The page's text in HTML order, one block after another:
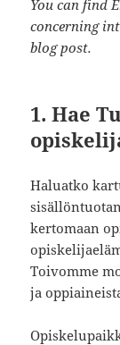
You can find
concerning
blog post.
1.Hae
Haluatko
kertomaan
Toivomme
ja